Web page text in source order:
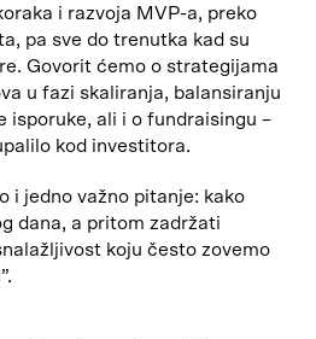
i razvoja MVP-a, preko
pa sve do trenutka kad su
Govorit ćemo o strategijama
u fazi skaliranja, balansiranju
isporuke, ali i o fundraisingu –
kod investitora.
i jedno važno pitanje: kako
dana, a pritom zadržati
koju često zovemo